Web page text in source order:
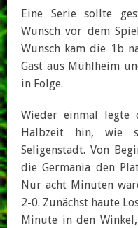
Eine Serie sollte
Wunsch vor dem
Wunsch kam die 1b
Gast aus Mühlheim
in Folge.
Wieder einmal
Halbzeit hin, wie
Seligenstadt. Von
die Germania den
Nur acht Minuten
2-0. Zunächst haute
Minute in den